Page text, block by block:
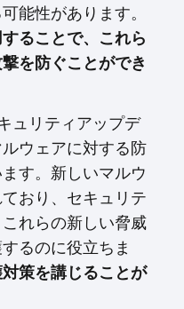
能性があります。
ることで、これら
を防ぐことができ
ュリティアップデ
ウェアに対する防
す。新しいマルウ
おり、セキュリテ
れらの新しい脅威
るのに役立ちま
策を講じることが